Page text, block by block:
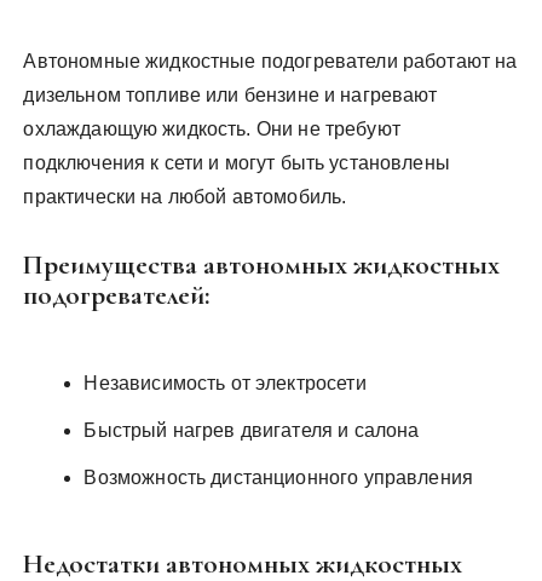
Автономные жидкостные подогреватели работают на
дизельном топливе или бензине и нагревают
охлаждающую жидкость. Они не требуют
подключения к сети и могут быть установлены
практически на любой автомобиль.
Преимущества автономных жидкостных
подогревателей:
Независимость от электросети
Быстрый нагрев двигателя и салона
Возможность дистанционного управления
Недостатки автономных жидкостных